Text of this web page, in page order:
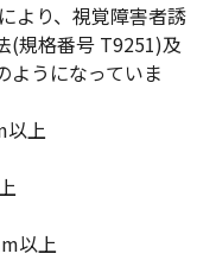
より、視覚障害者誘
(規格番号 T9251)及
ようになっていま
以上
以上